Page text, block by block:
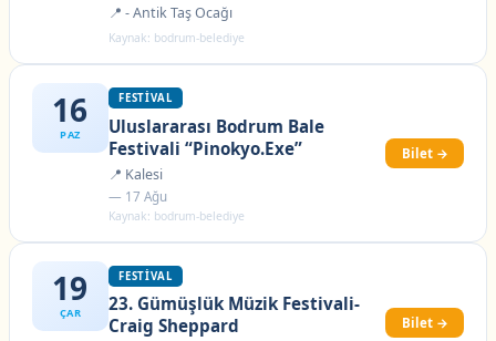
📍 - Antik Taş Ocağı
Kaynak: bodrum-belediye
16
PAZ
FESTIVAL
Uluslararası Bodrum Bale
Festivali “Pinokyo.Exe”
📍 Kalesi
— 17 Ağu
Kaynak: bodrum-belediye
Bilet →
19
ÇAR
FESTIVAL
23. Gümüşlük Müzik Festivali-
Craig Sheppard
Bilet →